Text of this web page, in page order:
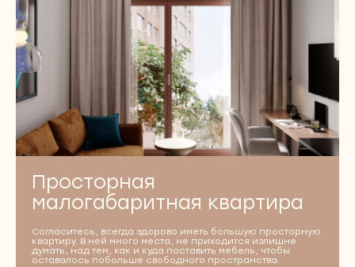
Просторная
малогабаритная квартира
Согласитесь, всегда здорово иметь большую просторную
квартиру. В ней много места, не приходится излишне
думать, над тем, как и куда поставить мебель, чтобы
оставалось побольше свободного пространства.
О СТУДИИ
О студии
Отзывы
Реквизиты
Оплата
Карьера у нас
ПОРТФОЛИО
БЛОГ
КАРТА
САЙТА
ИП Суконцев Дмитрий Алексеевич
ИНН 550717455085, ОГРНИП 318774600577271
КОНТАКТЫ
ПОЛИТИКА КОНФИДЕНЦИАЛЬНОСТИ